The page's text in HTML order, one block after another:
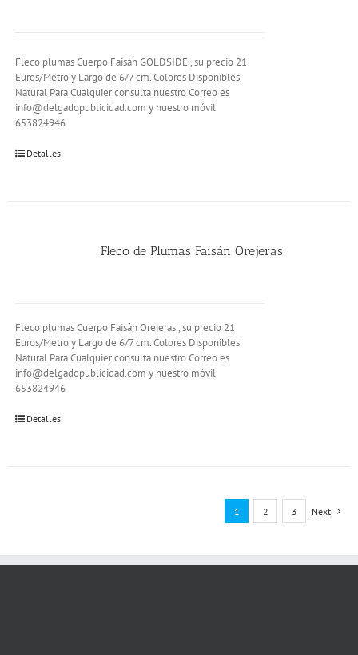
Fleco plumas Cuerpo Faisán GOLDSIDE , su precio 21
Euros/Metro y Largo de 6/7 cm. Colores Disponibles
Natural Para Cualquier consulta nuestro Correo es
info@delgadopublicidad.com y nuestro móvil
653824946
Detalles
Fleco de Plumas Faisán Orejeras
Fleco plumas Cuerpo Faisán Orejeras , su precio 21
Euros/Metro y Largo de 6/7 cm. Colores Disponibles
Natural Para Cualquier consulta nuestro Correo es
info@delgadopublicidad.com y nuestro móvil
653824946
Detalles
1 2 3 Next